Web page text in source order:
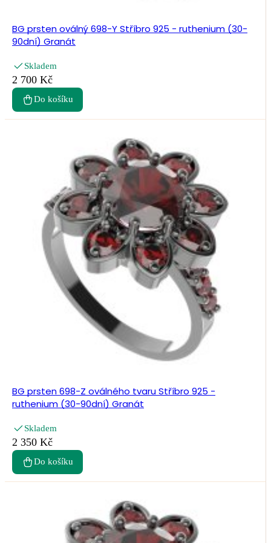
BG prsten oválný 698-Y Stříbro 925 - ruthenium (30-
90dní) Granát
Skladem
2 700 Kč
Do košíku
BG prsten 698-Z oválného tvaru Stříbro 925 -
ruthenium (30-90dní) Granát
Skladem
2 350 Kč
Do košíku